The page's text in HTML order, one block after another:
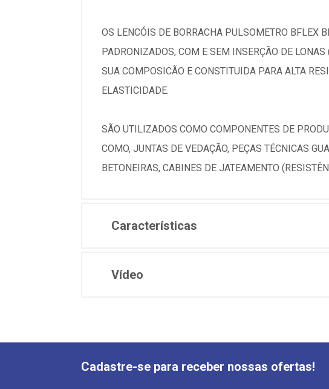
OS LENCÓIS DE BORRACHA PULSOMETRO BFLEX
PADRONIZADOS, COM E SEM INSERÇÃO DE LONAS
SUA COMPOSICÃO E CONSTITUIDA PARA ALTA
ELASTICIDADE.
SÃO UTILIZADOS COMO COMPONENTES DE
COMO, JUNTAS DE VEDAÇÃO, PEÇAS TÉCNICAS
BETONEIRAS, CABINES DE JATEAMENTO
Características
Vídeo
Cadastre-se para receber nossas ofertas!